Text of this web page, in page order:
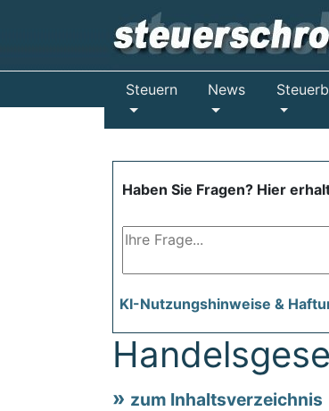
Steuern News
Haben Sie Fragen? Hier
KI-Nutzungshinweise &
zum Inhaltsverzeichnis